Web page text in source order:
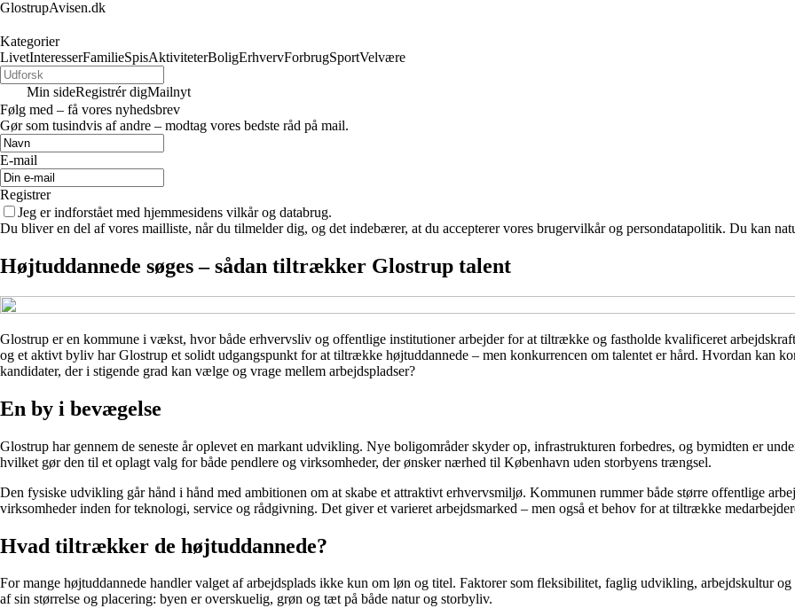
GlostrupAvisen.dk
Kategorier
LivetInteresserFamilieSpisAktiviteterBoligErhvervForbrugSportVelvære
Min sideRegistrér digMailnyt
Følg med – få vores nyhedsbrev
Gør som tusindvis af andre – modtag vores bedste råd på mail.
E-mail
Registrer
Jeg er indforstået med hjemmesidens vilkår og databrug.
Du bliver en del af vores mailliste, når du tilmelder dig, og det indebærer, at du accepterer vores brugervilkår og persondatapolitik. Du kan
Højtuddannede søges – sådan tiltrækker Glostrup talent
Glostrup er en kommune i vækst, hvor både erhvervsliv og offentlige institutioner arbejder for at tiltrække og fastholde kvalificeret
og et aktivt byliv har Glostrup et solidt udgangspunkt for at tiltrække højtuddannede – men konkurrencen om talentet er hård. Hvordan kan
kandidater, der i stigende grad kan vælge og vrage mellem arbejdspladser?
En by i bevægelse
Glostrup har gennem de seneste år oplevet en markant udvikling. Nye boligområder skyder op, infrastrukturen forbedres, og bymidten er
hvilket gør den til et oplagt valg for både pendlere og virksomheder, der ønsker nærhed til København uden storbyens trængsel.
Den fysiske udvikling går hånd i hånd med ambitionen om at skabe et attraktivt erhvervsmiljø. Kommunen rummer både større offentlige
virksomheder inden for teknologi, service og rådgivning. Det giver et varieret arbejdsmarked – men også et behov for at tiltrække
Hvad tiltrækker de højtuddannede?
For mange højtuddannede handler valget af arbejdsplads ikke kun om løn og titel. Faktorer som fleksibilitet, faglig udvikling, arbejdskultur
af sin størrelse og placering: byen er overskuelig, grøn og tæt på både natur og storbyliv.